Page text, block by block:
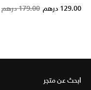
Price reduced from
179.00 درهم
to 129.00 درهم
ابحث عن متجر